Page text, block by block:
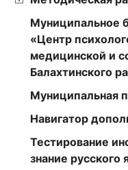
Муниципальное
«Центр
медицинской и
Балахтинского
Муниципальная
Навигатор
Тестирование
знание русского